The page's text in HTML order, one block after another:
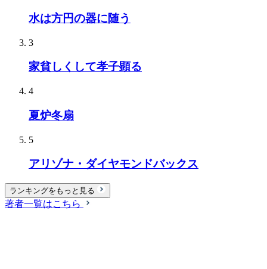
水は方円の器に随う
3
家貧しくして孝子顕る
4
夏炉冬扇
5
アリゾナ・ダイヤモンドバックス
ランキングをもっと見る
著者一覧はこちら